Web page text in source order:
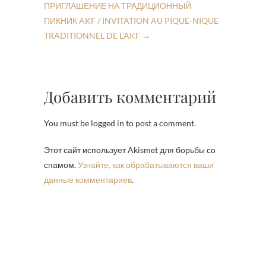
ПРИГЛАШЕНИЕ НА ТРАДИЦИОННЫЙ
ПИКНИК AKF / INVITATION AU PIQUE-NIQUE
TRADITIONNEL DE L’AKF →
Добавить комментарий
You must be logged in to post a comment.
Этот сайт использует Akismet для борьбы со
спамом.Узнайте, как обрабатываются ваши
данные комментариев.